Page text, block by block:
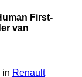
First-
van
in Renault